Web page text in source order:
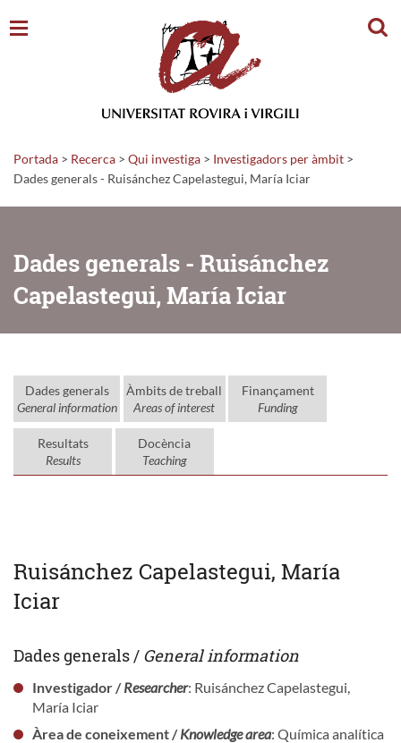
Portada > Recerca > Qui investiga > Investigadors per àmbit >
Dades generals - Ruisánchez Capelastegui, María Iciar
Dades generals - Ruisánchez
Capelastegui, María Iciar
Dades generals
General information
Àmbits de treball
Areas of interest
Finançament
Funding
Resultats
Results
Docència
Teaching
Ruisánchez Capelastegui, María
Iciar
Dades generals / General information
Investigador /Researcher: Ruisánchez Capelastegui,
María Iciar
Àrea de coneixement /Knowledge area: Química analítica